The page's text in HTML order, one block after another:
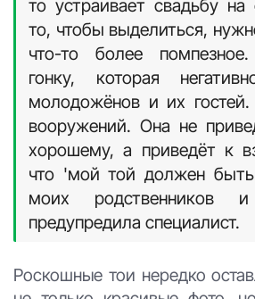
В чём опасность?
Как рассказала
праздников - когда каждое
быть лучше, чем
эмоциональному напряжению
"Всё было бы неплохо,
теряли эту грань, планку
то устраивает свадьбу на
то, чтобы выделиться,
гонку, которая